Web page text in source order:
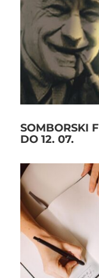
SOMBORSKI
DO 12. 07.